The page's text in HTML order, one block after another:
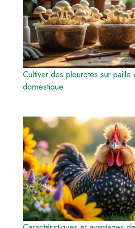
Cultiver des pleurotes sur paille
domestique